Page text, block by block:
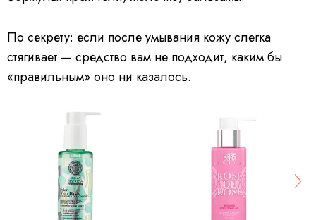
По секрету: если после умывания кожу слегка
стягивает — средство вам не подходит, каким бы
«правильным» оно ни казалось.